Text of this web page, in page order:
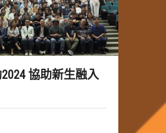
協助新生融入